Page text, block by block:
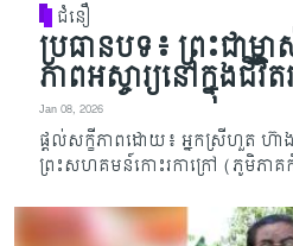
ជំនឿ
ប្រធានបទ៖ ព្រះជាម្ច
ភាពអស្ចារ្យនៅក្នុងជីវិ
Jan 08, 2026
ផ្តល់សក្ខីភាពដោយ៖ អ្នកស្រីហួត ហ៊ា
ព្រះសហគមន៍កោះរកាក្រៅ (ភូមិភា